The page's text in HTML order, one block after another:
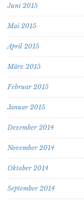
Juni 2015
Mai 2015
April 2015
März 2015
Februar 2015
Januar 2015
Dezember 2014
November 2014
Oktober 2014
September 2014